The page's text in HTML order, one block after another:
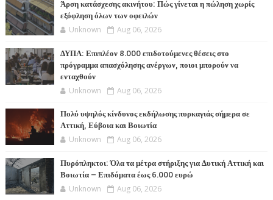
Άρση κατάσχεσης ακινήτου: Πώς γίνεται η πώληση χωρίς
εξόφληση όλων των οφειλών
Unknown Aug 06, 2026
ΔΥΠΑ: Επιπλέον 8.000 επιδοτούμενες θέσεις στο
πρόγραμμα απασχόλησης ανέργων, ποιοι μπορούν να
ενταχθούν
Unknown Aug 06, 2026
Πολύ υψηλός κίνδυνος εκδήλωσης πυρκαγιάς σήμερα σε
Αττική, Εύβοια και Βοιωτία
Unknown Aug 06, 2026
Πυρόπληκτοι: Όλα τα μέτρα στήριξης για Δυτική Αττική και
Βοιωτία – Επιδόματα έως 6.000 ευρώ
Unknown Aug 06, 2026